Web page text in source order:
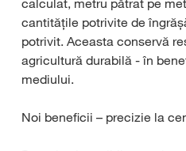
calculat, metru pătrat pe
cantitățile potrivite de
potrivit. Aceasta conservă
agricultură durabilă - în
mediului.
Noi beneficii – precizie la